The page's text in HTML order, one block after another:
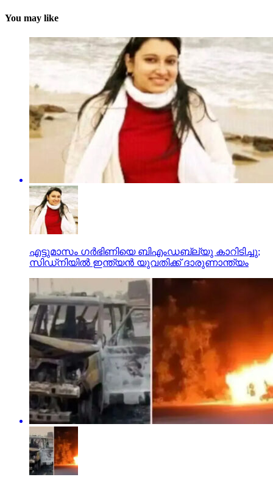
You may like
എട്ടുമാസം ഗര്‍ഭിണിയെ ബിഎംഡബ്ല്യു കാറിടിച്ചു;
സിഡ്‌നിയില്‍ ഇന്ത്യന്‍ യുവതിക്ക് ദാരുണാന്ത്യം